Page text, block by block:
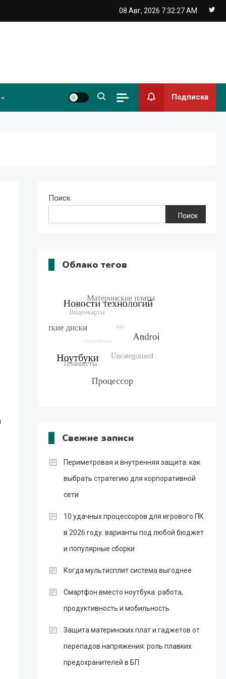
08 Авг, 2026 7:32:27 AM
Подписка
Поиск
Поиск
Облако тегов
Свежие записи
Периметровая и внутренняя защита: как
выбрать стратегию для корпоративной
сети
10 удачных процессоров для игрового ПК
в 2026 году: варианты под любой бюджет
и популярные сборки
Когда мультисплит система выгоднее
Смартфон вместо ноутбука: работа,
продуктивность и мобильность
Защита материнских плат и гаджетов от
перепадов напряжения: роль плавких
предохранителей в БП